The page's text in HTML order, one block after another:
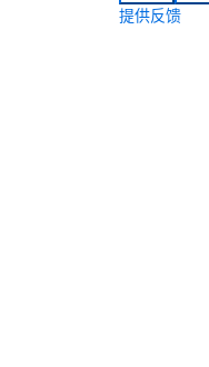
提供反馈